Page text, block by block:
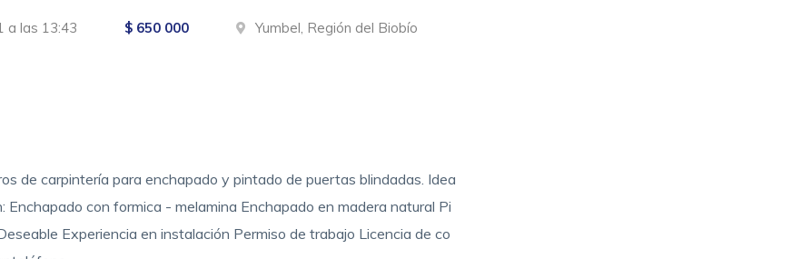
a las 13:43 $ 650 000 Yumbel, Región del Biobío
de carpintería para enchapado y pintado de puertas blindadas. Idea
Enchapado con formica - melamina Enchapado en madera natural Pi
Experiencia en instalación Permiso de trabajo Licencia de co